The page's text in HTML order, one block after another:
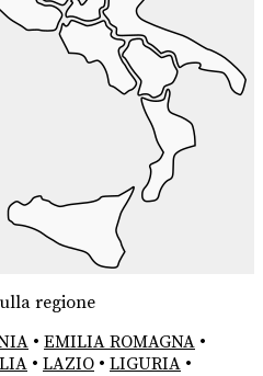
regione
• EMILIA ROMAGNA •
• LAZIO • LIGURIA •